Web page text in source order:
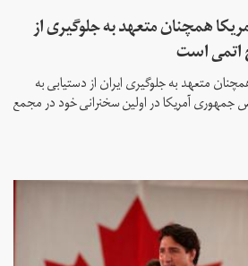
همچنان متعهد به جلوگیری از
اتمی است
متعهد به جلوگیری ایران از دستیابی به
آمریکا در اولین سخنرانی خود در مجمع